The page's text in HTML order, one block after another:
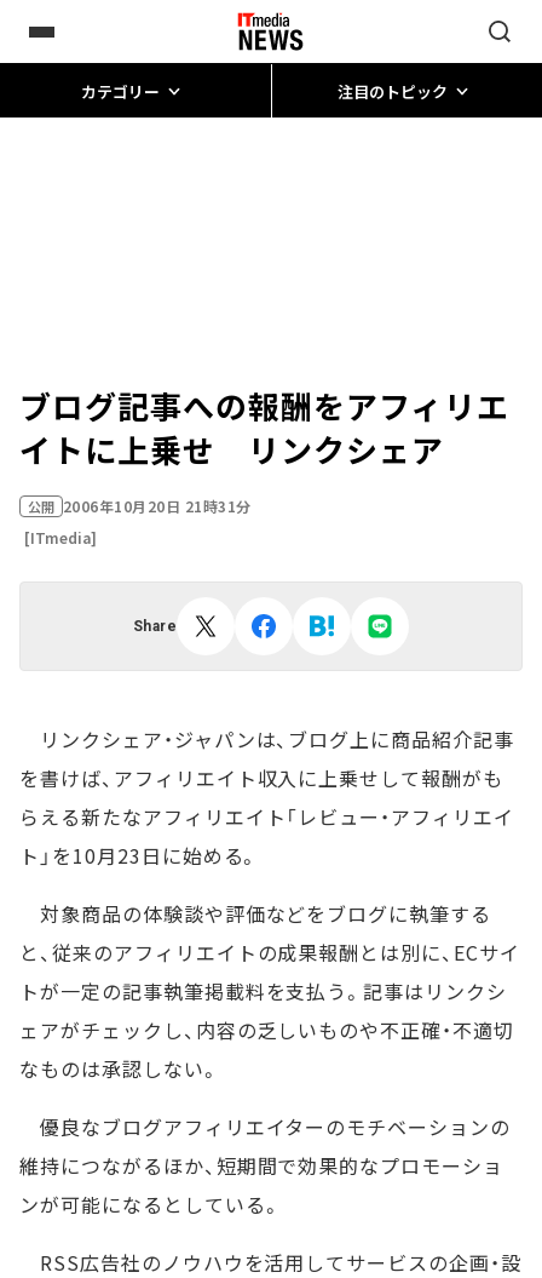
カテゴリー 注目のトピック
ブログ記事への報酬をアフィリエ
イトに上乗せ リンクシェア
公開 2006年10月20日 21時31分
[ITmedia]
Share
リンクシェア・ジャパンは、ブログ上に商品紹介記事
を書けば、アフィリエイト収入に上乗せして報酬がも
らえる新たなアフィリエイト「レビュー・アフィリエイ
ト」を10月23日に始める。
対象商品の体験談や評価などをブログに執筆する
と、従来のアフィリエイトの成果報酬とは別に、ECサイ
トが一定の記事執筆掲載料を支払う。記事はリンクシ
ェアがチェックし、内容の乏しいものや不正確・不適切
なものは承認しない。
優良なブログアフィリエイターのモチベーションの
維持につながるほか、短期間で効果的なプロモーショ
ンが可能になるとしている。
RSS広告社のノウハウを活用してサービスの企画・設